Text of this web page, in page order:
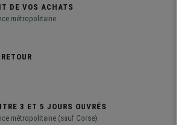
DE VOS ACHATS
métropolitaine
3 ET 5 JOURS OUVRÉS
métropolitaine (sauf Corse)